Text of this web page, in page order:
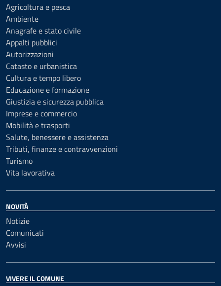
Agricoltura e pesca
Ambiente
Anagrafe e stato civile
Appalti pubblici
Autorizzazioni
Catasto e urbanistica
Cultura e tempo libero
Educazione e formazione
Giustizia e sicurezza pubblica
Imprese e commercio
Mobilità e trasporti
Salute, benessere e assistenza
Tributi, finanze e contravvenzioni
Turismo
Vita lavorativa
NOVITÀ
Notizie
Comunicati
Avvisi
VIVERE IL COMUNE